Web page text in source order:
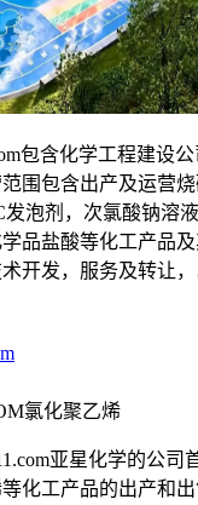
包含化学工程建设公
围包含出产及运营烧
泡剂，次氯酸钠溶
品盐酸等化工产品及
开发，服务及转让
氯化聚乙烯
亚星化学的公司
化工产品的出产和